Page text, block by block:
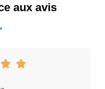
aux avis